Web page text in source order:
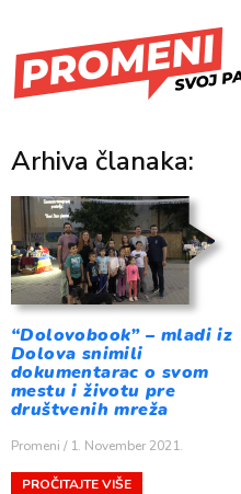
Arhiva članaka:
“Dolovobook” – mladi iz
Dolova snimili
dokumentarac o svom
mestu i životu pre
društvenih mreža
Promeni 1. November 2021.
PROČITAJTE VIŠE